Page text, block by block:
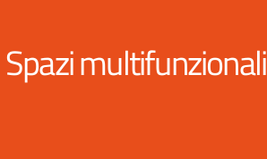
Spazi multifunzionali